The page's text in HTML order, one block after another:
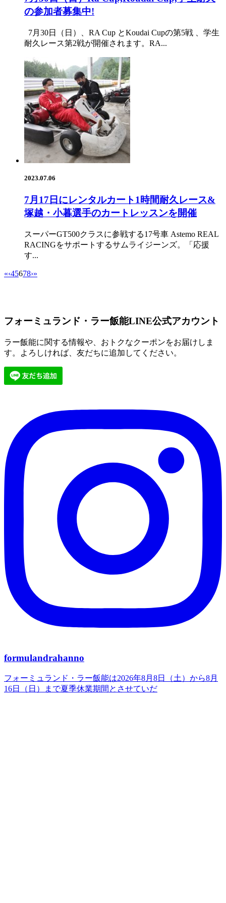
の参加者募集中!
7月30日（日）、RA Cup とKoudai Cupの第5戦 、学生
耐久レース第2戦が開催されます。RA...
2023.07.06
7月17日にレンタルカート1時間耐久レース&
塚越・小暮選手のカートレッスンを開催
スーパーGT500クラスに参戦する17号車 Astemo REAL
RACINGをサポートするサムライジーンズ。「応援
す...
«‹45678›»
フォーミュランド・ラー飯能LINE公式アカウント
ラー飯能に関する情報や、おトクなクーポンをお届けしま
す。よろしければ、友だちに追加してください。
formulandrahanno
フォーミュランド・ラー飯能は2026年8月8日（土）から8月
16日（日）まで夏季休業期間とさせていだ